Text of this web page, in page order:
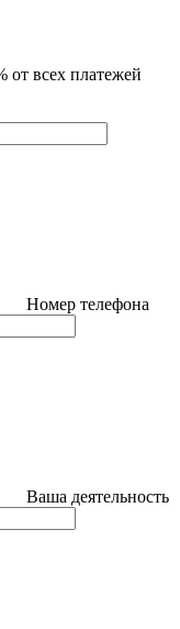
от всех платежей
Номер телефона
Ваша деятельность